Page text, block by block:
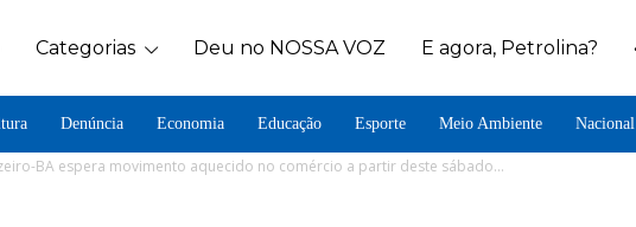
Categorias Deu no NOSSA VOZ E agora, Petrolina?
Denúncia Economia Educação Esporte Meio Ambiente Nacional
BA espera movimento aquecido no comércio a partir deste sábado...